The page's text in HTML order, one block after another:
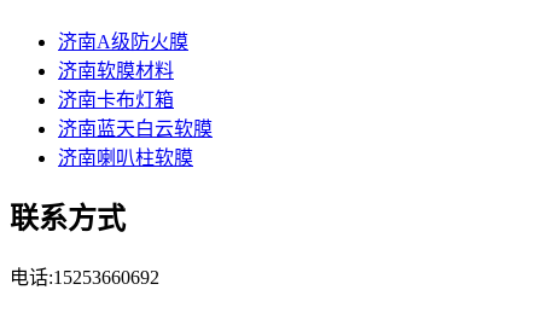
济南A级防火膜
济南软膜材料
济南卡布灯箱
济南蓝天白云软膜
济南喇叭柱软膜
联系方式
电话:15253660692